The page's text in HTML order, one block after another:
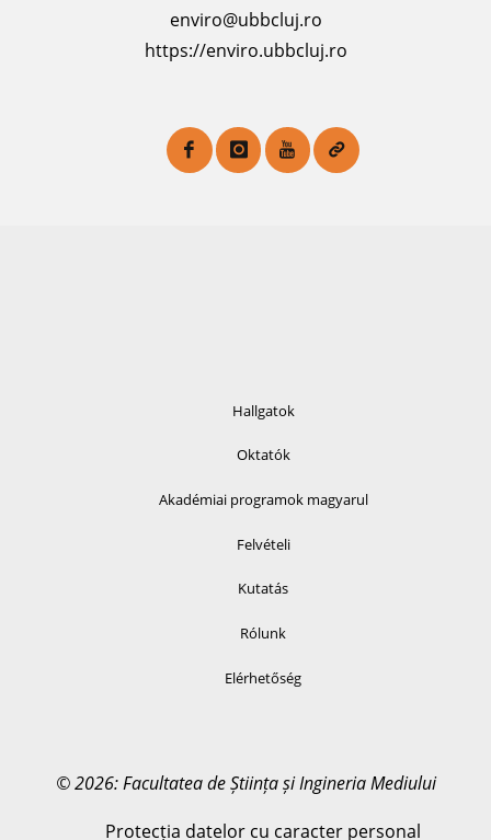
enviro@ubbcluj.ro
https://enviro.ubbcluj.ro
Hallgatok
Oktatók
Akadémiai programok magyarul
Felvételi
Kutatás
Rólunk
Elérhetőség
© 2026: Facultatea de Știința și Ingineria Mediului
Protecția datelor cu caracter personal